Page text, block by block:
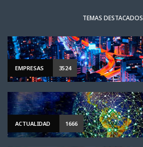
TEMAS DESTACADOS
EMPRESAS 3524
ACTUALIDAD 1666